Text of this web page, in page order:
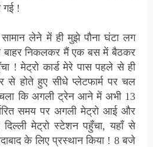
गई !
लेने में ही मुझे पौना घंटा लग
बाहर निकलकर मैं एक बस में बैठकर
! मेट्रो कार्ड मेरे पास पहले से ही
से होते हुए सीधे प्लेटफार्म पर चल
चला कि अगली ट्रेन आने में अभी 13
समय पर अगली मेट्रो आई और
मेट्रो स्टेशन पहुँचा, यहाँ से
के लिए प्रस्थान किया ! 8 बजे